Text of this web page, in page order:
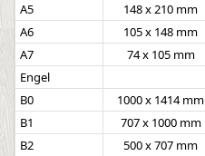
A5
148 x 210 mm
A6
105 x 148 mm
A7
74 x 105 mm
Engel
B0
1000 x 1414 mm
B1
707 x 1000 mm
B2
500 x 707 mm